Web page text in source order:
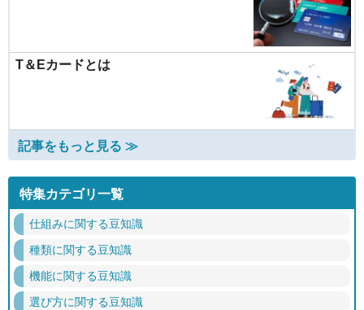
T＆Eカードとは
記事をもっと見る ≫
特集カテゴリ一覧
仕組みに関する豆知識
種類に関する豆知識
機能に関する豆知識
選び方に関する豆知識